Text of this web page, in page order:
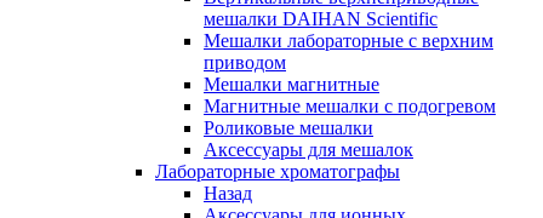
мешалки DAIHAN Scientific
Мешалки лабораторные с верхним
приводом
Мешалки магнитные
Магнитные мешалки с подогревом
Роликовые мешалки
Аксессуары для мешалок
Лабораторные хроматографы
Назад